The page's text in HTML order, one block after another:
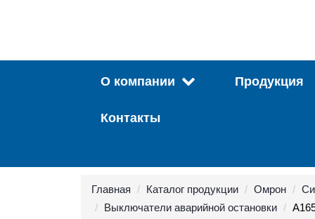
О компании Продукция
Контакты
Главная Каталог продукции Омрон
Выключатели аварийной остановки